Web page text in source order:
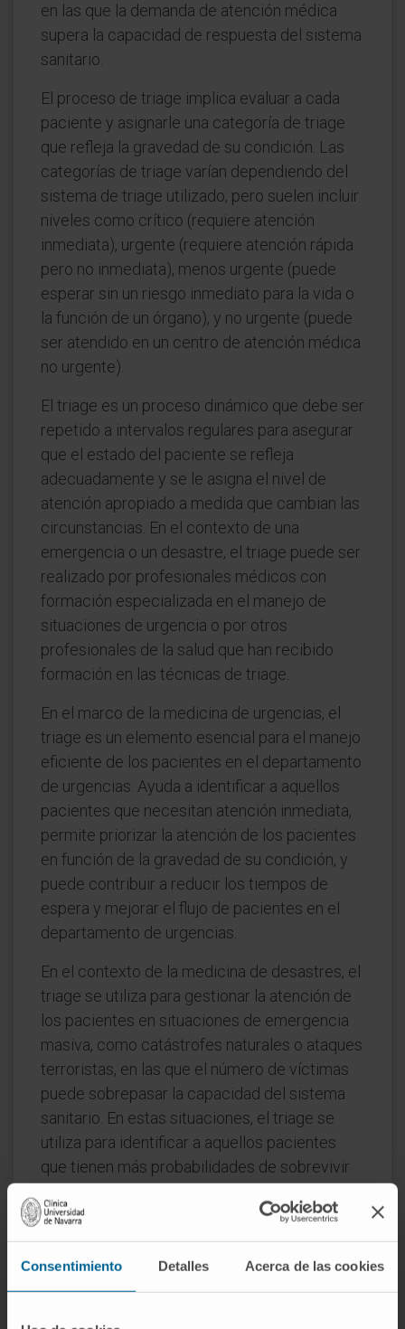
Consentimiento Detalles Acerca de las cookies
en las que la demanda de atención médica
supera la capacidad de respuesta del sistema
sanitario.
El proceso de triage implica evaluar a cada
paciente y asignarle una categoría de triage
que refleja la gravedad de su condición. Las
categorías de triage varían dependiendo del
sistema de triage utilizado, pero suelen incluir
niveles como crítico (requiere atención
inmediata), urgente (requiere atención rápida
pero no inmediata), menos urgente (puede
esperar sin un riesgo inmediato para la vida o
la función de un órgano), y no urgente (puede
ser atendido en un centro de atención médica
no urgente).
El triage es un proceso dinámico que debe ser
repetido a intervalos regulares para asegurar
que el estado del paciente se refleja
adecuadamente y se le asigna el nivel de
atención apropiado a medida que cambian las
circunstancias. En el contexto de una
emergencia o un desastre, el triage puede ser
realizado por profesionales médicos con
formación especializada en el manejo de
situaciones de urgencia o por otros
profesionales de la salud que han recibido
formación en las técnicas de triage.
En el marco de la medicina de urgencias, el
triage es un elemento esencial para el manejo
eficiente de los pacientes en el departamento
de urgencias. Ayuda a identificar a aquellos
pacientes que necesitan atención inmediata,
permite priorizar la atención de los pacientes
en función de la gravedad de su condición, y
puede contribuir a reducir los tiempos de
espera y mejorar el flujo de pacientes en el
departamento de urgencias.
En el contexto de la medicina de desastres, el
triage se utiliza para gestionar la atención de
los pacientes en situaciones de emergencia
masiva, como catástrofes naturales o ataques
terroristas, en las que el número de víctimas
puede sobrepasar la capacidad del sistema
sanitario. En estas situaciones, el triage se
utiliza para identificar a aquellos pacientes
que tienen más probabilidades de sobrevivir
asignar los recursos médicos limitados de la
manera más eficiente posible.